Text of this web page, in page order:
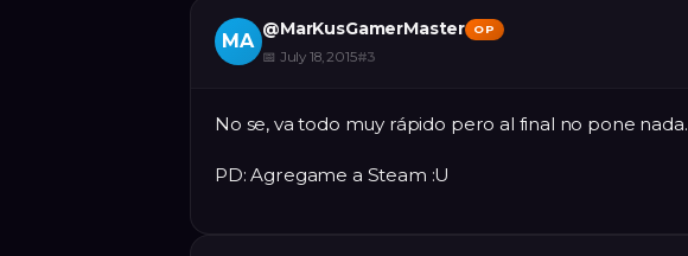
MA
@MarKusGamerMaster OP
📅 July 18, 2015#3
No se, va todo muy rápido pero al final no pone nada.
PD: Agregame a Steam :U